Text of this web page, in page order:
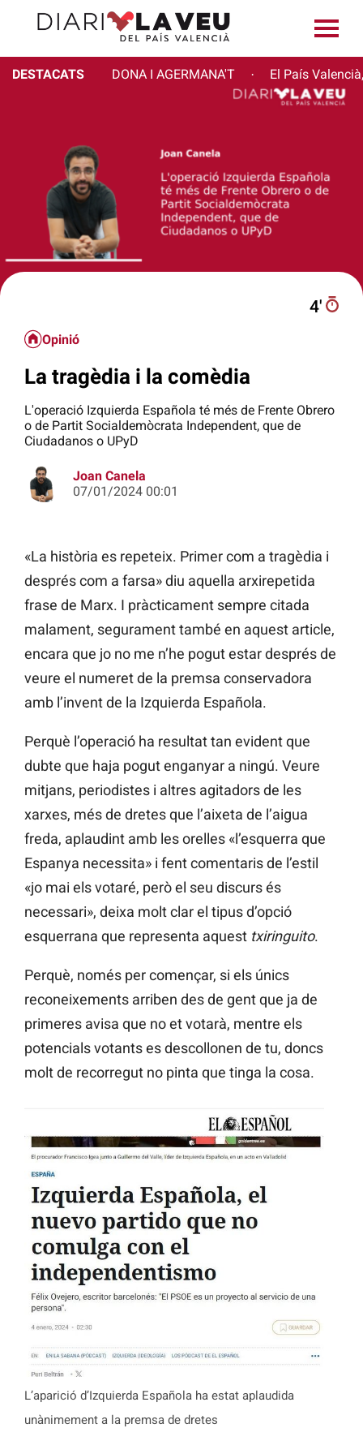
DESTACATS DONA I AGERMANA'T · El País
4′
Opinió
La tragèdia i la comèdia
L'operació Izquierda Española té més de Frente Obrero
o de Partit Socialdemòcrata Independent, que de
Ciudadanos o UPyD
Joan Canela
07/01/2024 00:01
«La història es repeteix. Primer com a tragèdia i
després com a farsa» diu aquella arxirepetida
frase de Marx. I pràcticament sempre citada
malament, segurament també en aquest article,
encara que jo no me n’he pogut estar després de
veure el numeret de la premsa conservadora
amb l’invent de la Izquierda Española.
Perquè l’operació ha resultat tan evident que
dubte que haja pogut enganyar a ningú. Veure
mitjans, periodistes i altres agitadors de les
xarxes, més de dretes que l’aixeta de l’aigua
freda, aplaudint amb les orelles «l’esquerra que
Espanya necessita» i fent comentaris de l’estil
«jo mai els votaré, però el seu discurs és
necessari», deixa molt clar el tipus d’opció
esquerrana que representa aquest txiringuito.
Perquè, només per començar, si els únics
reconeixements arriben des de gent que ja de
primeres avisa que no et votarà, mentre els
potencials votants es descollonen de tu, doncs
molt de recorregut no pinta que tinga la cosa.
L’aparició d’Izquierda Española ha estat aplaudida
unànimement a la premsa de dretes